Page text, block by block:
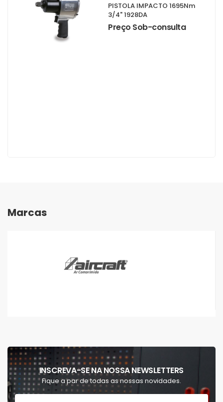
PISTOLA IMPACTO 1695Nm
3/4" 1928DA
Preço Sob-consulta
Marcas
INSCREVA-SE NA NOSSA NEWSLETTERS
Fique a par de todas as nossas novidades.